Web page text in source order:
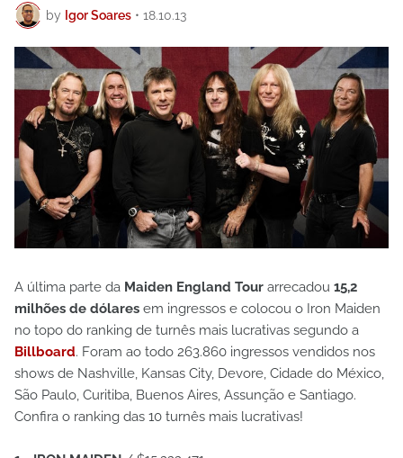
by Igor Soares • 18.10.13
A última parte da Maiden England Tour arrecadou 15,2
milhões de dólares em ingressos e colocou o Iron Maiden
no topo do ranking de turnês mais lucrativas segundo a
Billboard. Foram ao todo 263.860 ingressos vendidos nos
shows de Nashville, Kansas City, Devore, Cidade do México,
São Paulo, Curitiba, Buenos Aires, Assunção e Santiago.
Confira o ranking das 10 turnês mais lucrativas!